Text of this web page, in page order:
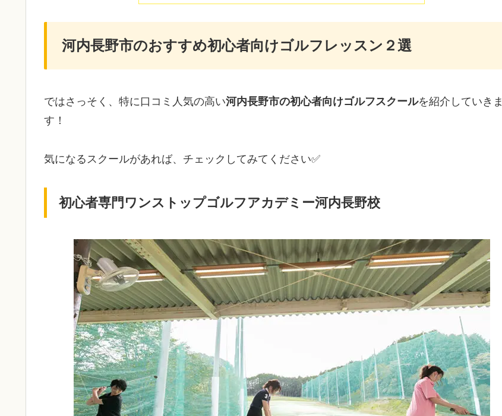
河内長野市のおすすめ初心者向けゴルフレッスン２選
ではさっそく、特に口コミ人気の高い河内長野市の初心者向けゴルフスクールを紹介していきま
す！
気になるスクールがあれば、チェックしてみてください✅
初心者専門ワンストップゴルフアカデミー河内長野校